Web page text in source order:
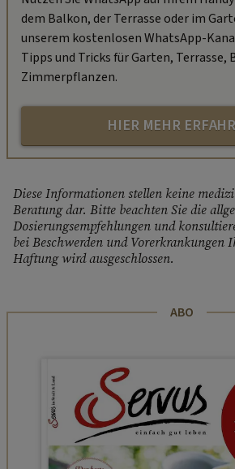
dem Balkon, der Terrasse oder im
unserem kostenlosen WhatsApp-
Tipps und Tricks für Garten, Terrasse,
Zimmerpflanzen.
HIER MEHR
Diese Informationen stellen keine
Beratung dar. Bitte beachten Sie die
Dosierungsempfehlungen und
bei Beschwerden und Vorerkrankungen
Haftung wird ausgeschlossen.
ABO